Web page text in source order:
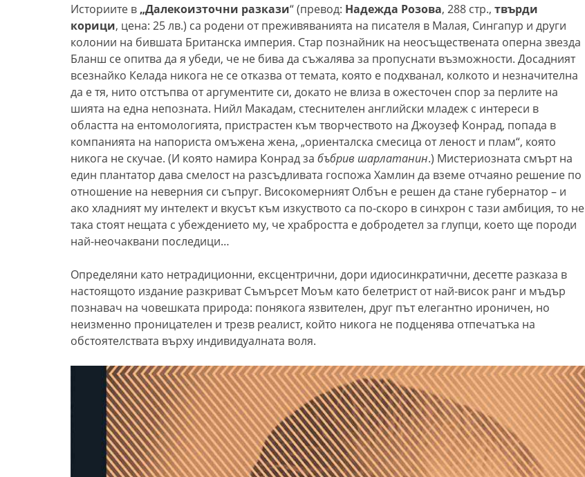
Историите в „Далекоизточни разкази“ (превод: Надежда Розова, 288 стр., твърди
корици, цена: 25 лв.) са родени от преживяванията на писателя в Малая, Сингапур и други
колонии на бившата Британска империя. Стар познайник на неосъществената оперна звезда
Бланш се опитва да я убеди, че не бива да съжалява за пропуснати възможности. Досадният
всезнайко Келада никога не се отказва от темата, която е подхванал, колкото и незначителна
да е тя, нито отстъпва от аргументите си, докато не влиза в ожесточен спор за перлите на
шията на една непозната. Нийл Макадам, стеснителен английски младеж с интереси в
областта на ентомологията, пристрастен към творчеството на Джоузеф Конрад, попада в
компанията на напориста омъжена жена, „ориенталска смесица от леност и плам“, която
никога не скучае. (И която намира Конрад за бъбрив шарлатанин.) Мистериозната смърт на
един плантатор дава смелост на разсъдливата госпожа Хамлин да вземе отчаяно решение по
отношение на неверния си съпруг. Високомерният Олбън е решен да стане губернатор – и
ако хладният му интелект и вкусът към изкуството са по-скоро в синхрон с тази амбиция, то не
така стоят нещата с убеждението му, че храбростта е добродетел за глупци, което ще породи
най-неочаквани последици…
Определяни като нетрадиционни, ексцентрични, дори идиосинкратични, десетте разказа в
настоящото издание разкриват Съмърсет Моъм като белетрист от най-висок ранг и мъдър
познавач на човешката природа: понякога язвителен, друг път елегантно ироничен, но
неизменно проницателен и трезв реалист, който никога не подценява отпечатъка на
обстоятелствата върху индивидуалната воля.